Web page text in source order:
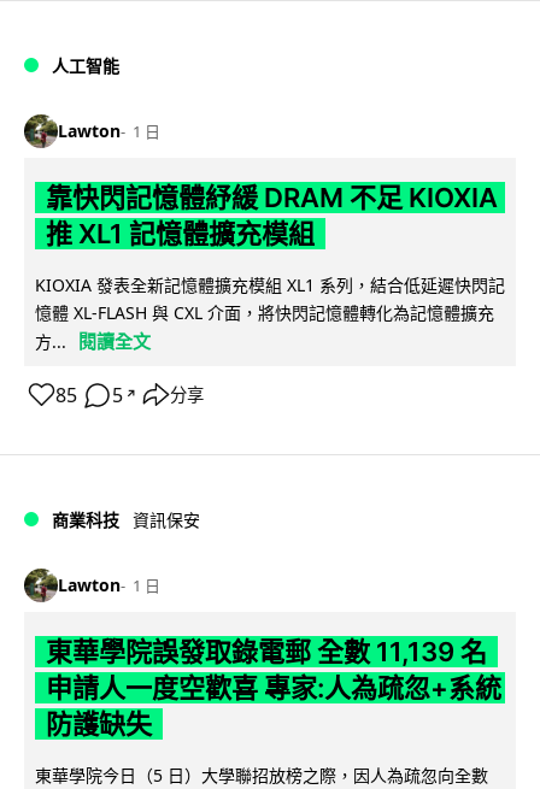
人工智能
Lawton 1 日
靠快閃記憶體紓緩 DRAM 不足 KIOXIA
推 XL1 記憶體擴充模組
KIOXIA 發表全新記憶體擴充模組 XL1 系列，結合低延遲快閃記
憶體 XL-FLASH 與 CXL 介面，將快閃記憶體轉化為記憶體擴充
方...
閱讀全文
85 5 ↗ 分享
商業科技 資訊保安
Lawton 1 日
東華學院誤發取錄電郵 全數 11,139 名
申請人一度空歡喜 專家:人為疏忽+系統
防護缺失
東華學院今日（5 日）大學聯招放榜之際，因人為疏忽向全數